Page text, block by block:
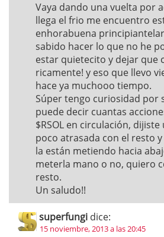
Vaya dando una vuelta por
llega el frio me encuentro
enhorabuena
sabido hacer lo que no he
estar quietecito y dejar que
ricamente! y eso que llevo
hace ya muchooo tiempo.
Súper tengo curiosidad por
puede decir cuantas
$RSOL en circulación,
poco atrasada con el resto
la están metiendo hacia
meterla mano o no, quiero
resto.
Un saludo!!
superfungi dice:
15 noviembre, 2013 a las 20:45